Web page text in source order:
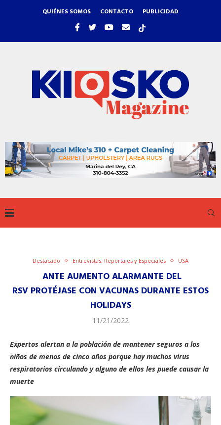
QUIÉNES SOMOS CONTACTO PUBLICIDAD
Destacado Entrevistas, Reportajes y Especiales USA
ANTE AUMENTO ALARMANTE DEL
RSV PROTÉJASE CON VACUNAS DURANTE ESTOS
HOLIDAYS
11/21/2022
Expertos alertan a la población de mantener seguros a los
niños de menos de cinco años porque hay muchos virus
respiratorios circulando y alguno de ellos les puede causar la
muerte